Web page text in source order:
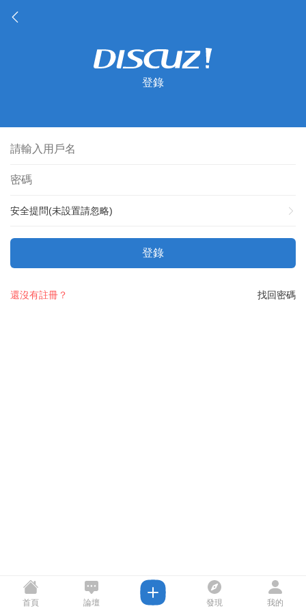
登錄
安全提問(未設置請忽略)
登錄
找回密碼
還沒有註冊？
首頁 論壇 發現 我的